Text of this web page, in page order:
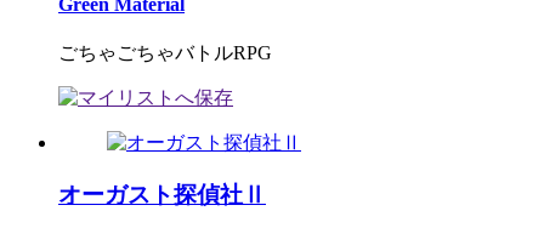
Green Material
ごちゃごちゃバトルRPG
オーガスト探偵社Ⅱ